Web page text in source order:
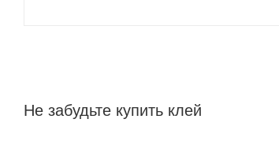
Не забудьте купить клей